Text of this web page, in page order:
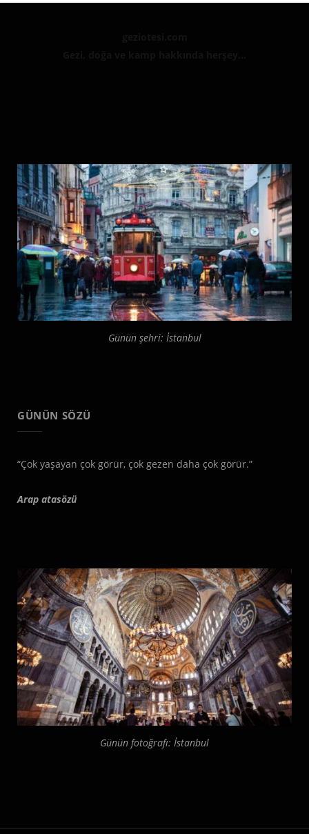
Günün şehri: İstanbul
GÜNÜN SÖZÜ
“Çok yaşayan çok görür, çok gezen daha çok görür.”
Arap atasözü
Günün fotoğrafı: İstanbul